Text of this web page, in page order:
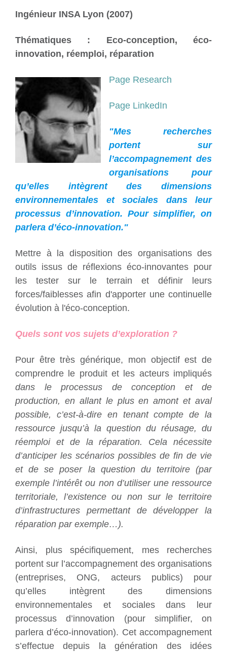
Ingénieur INSA Lyon (2007)
Thématiques : Eco-conception, éco-
innovation, réemploi, réparation
Page Research
Page LinkedIn
"Mes recherches
portent sur
l’accompagnement des
organisations pour
qu’elles intègrent des dimensions
environnementales et sociales dans leur
processus d’innovation. Pour simplifier, on
parlera d’éco-innovation."
Mettre à la disposition des organisations des
outils issus de réflexions éco-innovantes pour
les tester sur le terrain et définir leurs
forces/faiblesses afin d'apporter une continuelle
évolution à l'éco-conception.
Quels sont vos sujets d’exploration ?
Pour être très générique, mon objectif est de
comprendre le produit et les acteurs impliqués
dans le processus de conception et de
production, en allant le plus en amont et aval
possible, c’est-à-dire en tenant compte de la
ressource jusqu’à la question du réusage, du
réemploi et de la réparation. Cela nécessite
d’anticiper les scénarios possibles de fin de vie
et de se poser la question du territoire (par
exemple l’intérêt ou non d’utiliser une ressource
territoriale, l’existence ou non sur le territoire
d’infrastructures permettant de développer la
réparation par exemple…).
Ainsi, plus spécifiquement, mes recherches
portent sur l’accompagnement des organisations
(entreprises, ONG, acteurs publics) pour
qu’elles intègrent des dimensions
environnementales et sociales dans leur
processus d’innovation (pour simplifier, on
parlera d’éco-innovation). Cet accompagnement
s’effectue depuis la génération des idées